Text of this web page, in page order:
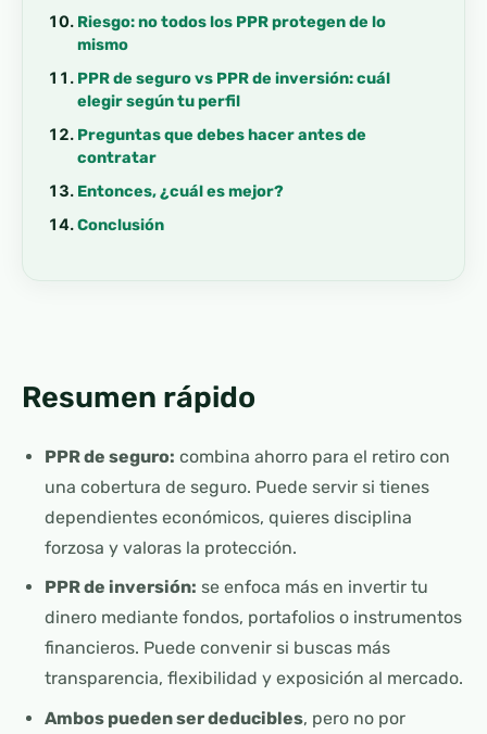
Riesgo: no todos los PPR protegen de lo
mismo
PPR de seguro vs PPR de inversión: cuál
elegir según tu perfil
Preguntas que debes hacer antes de
contratar
Entonces, ¿cuál es mejor?
Conclusión
Resumen rápido
PPR de seguro: combina ahorro para el retiro con
una cobertura de seguro. Puede servir si tienes
dependientes económicos, quieres disciplina
forzosa y valoras la protección.
PPR de inversión: se enfoca más en invertir tu
dinero mediante fondos, portafolios o instrumentos
financieros. Puede convenir si buscas más
transparencia, flexibilidad y exposición al mercado.
Ambos pueden ser deducibles, pero no por